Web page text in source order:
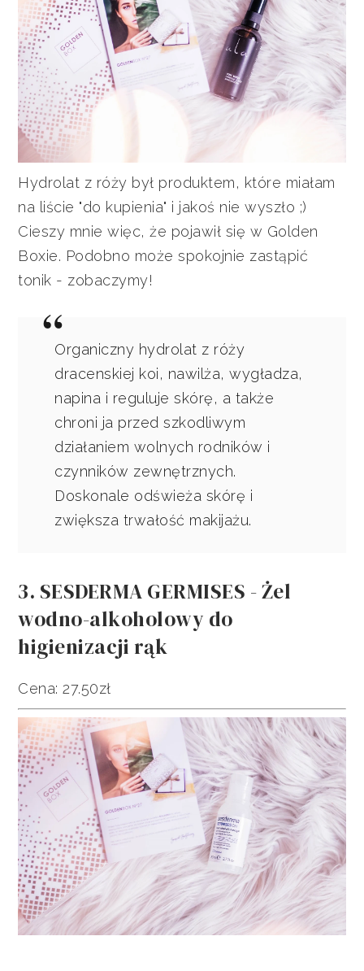
Hydrolat z róży był produktem, które miałam
na liście "do kupienia" i jakoś nie wyszło ;)
Cieszy mnie więc, że pojawił się w Golden
Boxie. Podobno może spokojnie zastąpić
tonik - zobaczymy!
Organiczny hydrolat z róży
dracenskiej koi, nawilża, wygładza,
napina i reguluje skórę, a także
chroni ja przed szkodliwym
działaniem wolnych rodników i
czynników zewnętrznych.
Doskonale odświeża skórę i
zwiększa trwałość makijażu.
3. SESDERMA GERMISES - Żel
wodno-alkoholowy do
higienizacji rąk
Cena: 27.50zł